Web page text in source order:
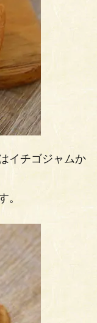
イチゴジャムか
。